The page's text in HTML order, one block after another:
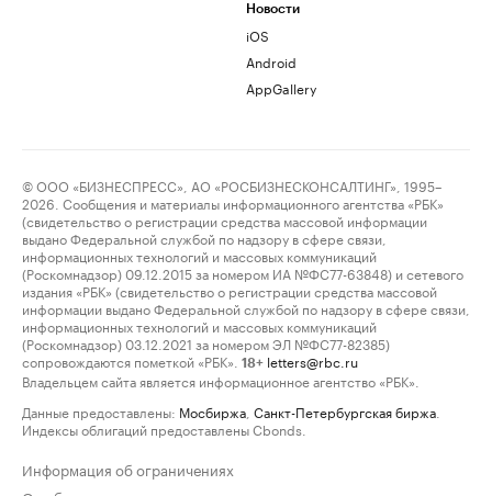
Новости
iOS
Android
AppGallery
© ООО «БИЗНЕСПРЕСС», АО «РОСБИЗНЕСКОНСАЛТИНГ», 1995–
2026. Сообщения и материалы информационного агентства «РБК»
(свидетельство о регистрации средства массовой информации
выдано Федеральной службой по надзору в сфере связи,
информационных технологий и массовых коммуникаций
(Роскомнадзор) 09.12.2015 за номером ИА №ФС77-63848) и сетевого
издания «РБК» (свидетельство о регистрации средства массовой
информации выдано Федеральной службой по надзору в сфере связи,
информационных технологий и массовых коммуникаций
(Роскомнадзор) 03.12.2021 за номером ЭЛ №ФС77-82385)
сопровождаются пометкой «РБК».
18+ letters@rbc.ru
Владельцем сайта является информационное агентство «РБК».
Данные предоставлены: Мосбиржа Санкт-Петербургская биржа
Индексы облигаций предоставлены Cbonds.
Информация об ограничениях